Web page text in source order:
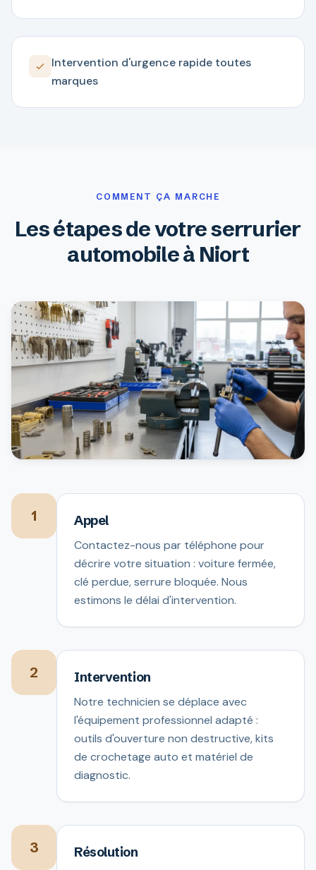
Intervention d'urgence rapide toutes
marques
COMMENT ÇA MARCHE
Les étapes de votre serrurier
automobile à Niort
1 Appel
Contactez-nous par téléphone pour
décrire votre situation : voiture fermée,
clé perdue, serrure bloquée. Nous
estimons le délai d'intervention.
2 Intervention
Notre technicien se déplace avec
l'équipement professionnel adapté :
outils d'ouverture non destructive, kits
de crochetage auto et matériel de
diagnostic.
3 Résolution